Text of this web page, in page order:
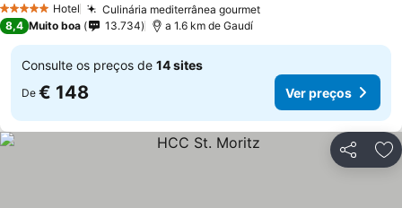
5 Estrelas Hotel Culinária mediterrânea gourmetVer preços
8,4 Muito boa 13.734 a 1.6 km de Gaudí
Consulte os preços de 14 sites
De € 148 Ver preços
Partilhar